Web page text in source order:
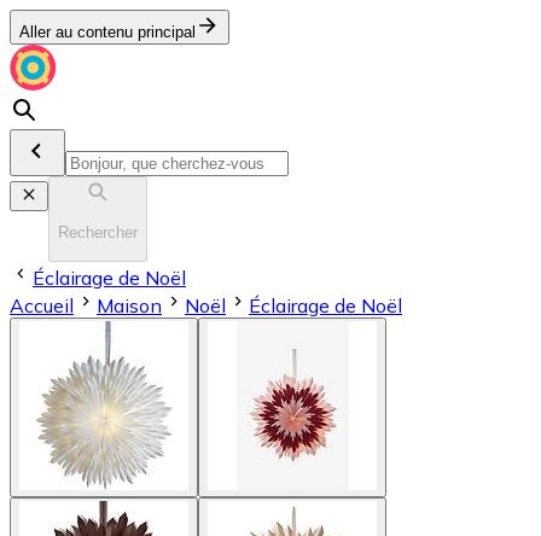
Aller au contenu principal
Rechercher
Éclairage de Noël
Accueil
Maison Noël Éclairage de Noël